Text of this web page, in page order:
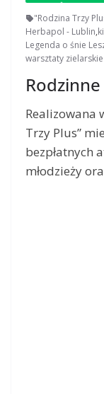
"Rodzina Trzy
Herbapol - Lublin,
Legenda o śnie
warsztaty zielarskie
Realizowana
Trzy Plus”
bezpłatnych
młodzieży